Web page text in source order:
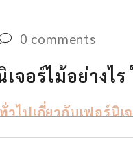
0 comments
จอร์ไม้อย่างไ
ไปเกี่ยวกับเฟอร์นิเ